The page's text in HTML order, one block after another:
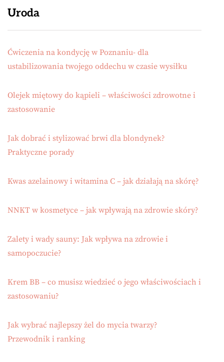
Uroda
Ćwiczenia na kondycję w Poznaniu- dla
ustabilizowania twojego oddechu w czasie wysiłku
Olejek miętowy do kąpieli – właściwości zdrowotne i
zastosowanie
Jak dobrać i stylizować brwi dla blondynek?
Praktyczne porady
Kwas azelainowy i witamina C – jak działają na skórę?
NNKT w kosmetyce – jak wpływają na zdrowie skóry?
Zalety i wady sauny: Jak wpływa na zdrowie i
samopoczucie?
Krem BB – co musisz wiedzieć o jego właściwościach i
zastosowaniu?
Jak wybrać najlepszy żel do mycia twarzy?
Przewodnik i ranking